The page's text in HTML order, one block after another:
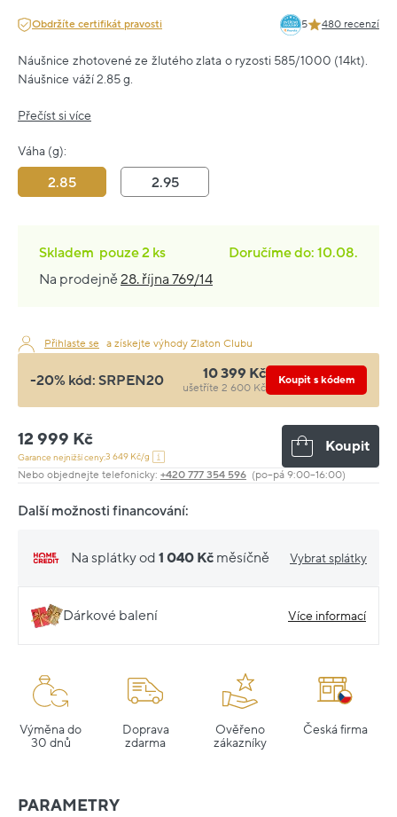
Obdržíte certifikát pravosti 5 480 recenzí
Náušnice zhotovené ze žlutého zlata o ryzosti 585/1000 (14kt).
Náušnice váží 2.85 g.
Přečíst si více
Váha (g):
2.85 2.95
Skladem pouze2 ks
Doručíme do: 10.08.
Na prodejně28. října 769/14
Přihlaste se a získejte výhody Zlaton Clubu
-20% kód: SRPEN20 10 399 Kč
ušetříte 2 600 Kč
Koupit s kódem
12 999 Kč
Garance nejnižší ceny:3 649 Kč/g
Koupit
Nebo objednejte telefonicky: +420 777 354 596 (po–pá 9:00–16:00)
Další možnosti financování:
Na splátky od 1 040 Kč měsíčně Vybrat splátky
Dárkové balení Více informací
Výměna do
30 dnů
Doprava
zdarma
Ověřeno
zákazníky
Česká firma
PARAMETRY